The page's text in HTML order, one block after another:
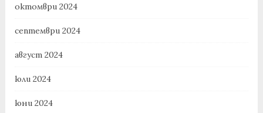
октомври 2024
септември 2024
август 2024
юли 2024
юни 2024